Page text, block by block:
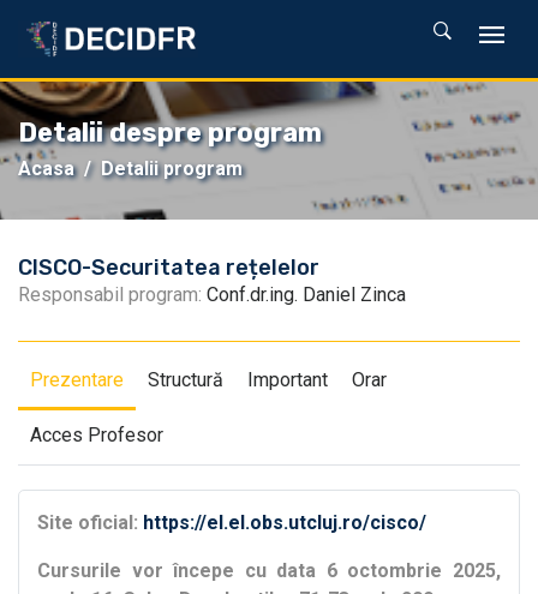
Detalii despre program
Acasa Detalii program
CISCO-Securitatea rețelelor
Responsabil program: Conf.dr.ing. Daniel Zinca
Prezentare Structură Important Orar
Acces Profesor
Site oficial: https://el.el.obs.utcluj.ro/cisco/
Cursurile vor începe cu data 6 octombrie 2025,